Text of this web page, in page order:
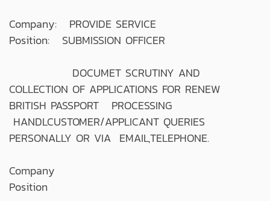
Company: PROVIDE SERVICE
Position: SUBMISSION OFFICER
DOCUMET SCRUTINY AND
COLLECTION OF APPLICATIONS FOR RENEW
BRITISH PASSPORT PROCESSING
HANDLCUSTOMER/APPLICANT QUERIES
PERSONALLY OR VIA EMAIL,TELEPHONE.
Company
Position